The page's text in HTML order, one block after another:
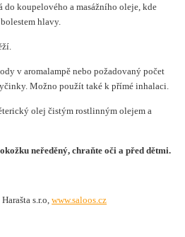
koupelového a masážního oleje, kde
hlavy.
v aromalampě nebo požadovaný počet
Možno použít také k přímé inhalaci.
olej čistým rostlinným olejem a
neředěný, chraňte oči a před dětmi.
s.r.o,www.saloos.cz